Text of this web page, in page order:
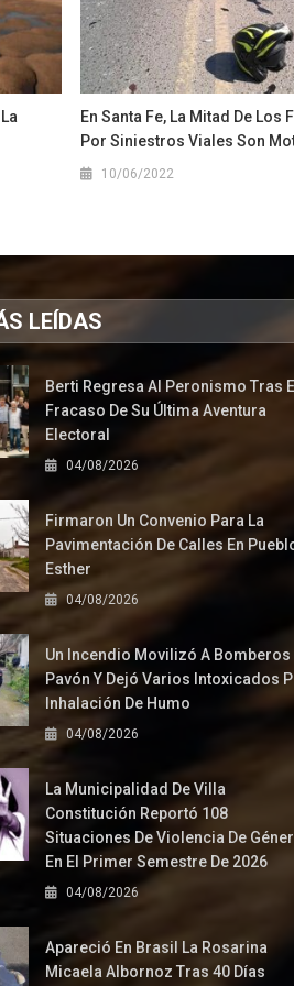
En Santa Fe, La Mitad De Los
Por Siniestros Viales Son
10/06/2022
LEÍDAS
Berti Regresa Al Peronismo Tras El
Fracaso De Su Última Aventura
Electoral
04/08/2026
Firmaron Un Convenio Para La
Pavimentación De Calles En
Esther
04/08/2026
Un Incendio Movilizó A Bomberos
Pavón Y Dejó Varios Intoxicados
Inhalación De Humo
04/08/2026
La Municipalidad De Villa
Constitución Reportó 108
Situaciones De Violencia De
En El Primer Semestre De 2026
04/08/2026
Apareció En Brasil La Rosarina
Micaela Albornoz Tras 40 Días